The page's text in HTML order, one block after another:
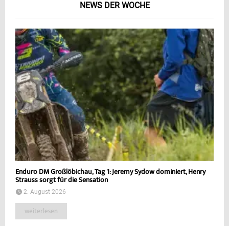
NEWS DER WOCHE
Enduro DM Großlöbichau, Tag 1: Jeremy Sydow dominiert, Henry
Strauss sorgt für die Sensation
2. August 2026
weiterlesen